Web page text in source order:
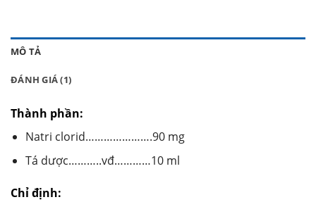
MÔ TẢ
ĐÁNH GIÁ (1)
Thành phần:
Natri clorid………………….90 mg
Tá dược………..vđ…………10 ml
Chỉ định: